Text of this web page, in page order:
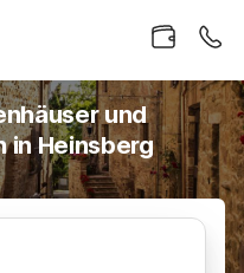
und
in Heinsberg